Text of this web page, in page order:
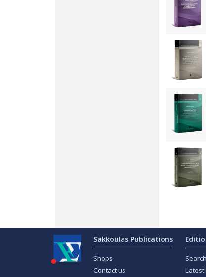
Sakkoulas Publications
Shops
Contact us
Latest